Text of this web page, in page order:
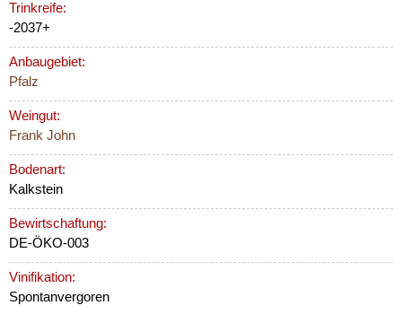
Trinkreife:
-2037+
Anbaugebiet:
Pfalz
Weingut:
Frank John
Bodenart:
Kalkstein
Bewirtschaftung:
DE-ÖKO-003
Vinifikation:
Spontanvergoren